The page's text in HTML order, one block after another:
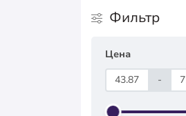
Фильтр
Цена
-